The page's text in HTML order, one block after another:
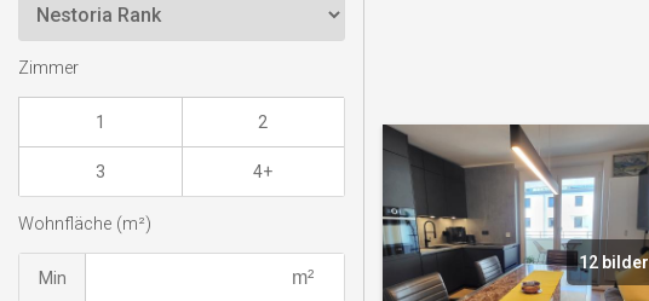
12 bilder
Zimmer
1 2
3 4+
Wohnfläche (m²)
Min